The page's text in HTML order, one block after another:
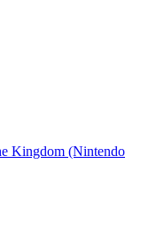
Kingdom (Nintendo